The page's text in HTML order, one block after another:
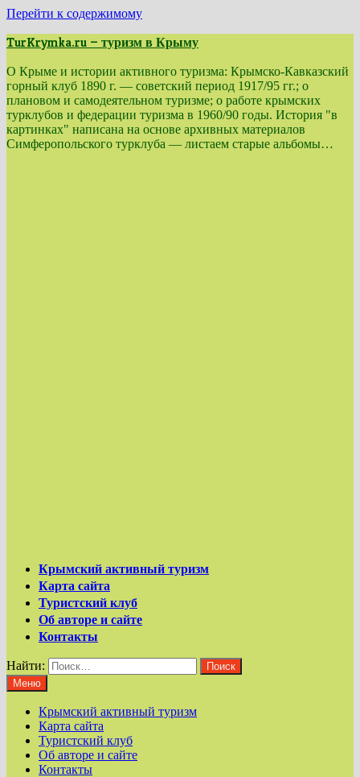
Перейти к содержимому
TurKrymka.ru — туризм в Крыму
О Крыме и истории активного туризма: Крымско-Кавказский
горный клуб 1890 г. — советский период 1917/95 гг.; о
плановом и самодеятельном туризме; о работе крымских
турклубов и федерации туризма в 1960/90 годы. История "в
картинках" написана на основе архивных материалов
Симферопольского турклуба — листаем старые альбомы…
Крымский активный туризм
Карта сайта
Туристский клуб
Об авторе и сайте
Контакты
Найти:
Меню
Крымский активный туризм
Карта сайта
Туристский клуб
Об авторе и сайте
Контакты